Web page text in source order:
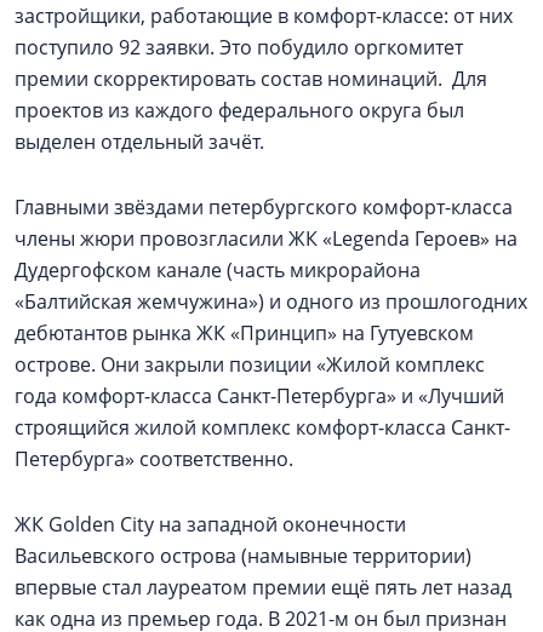
застройщики, работающие в комфорт-классе: от них
поступило 92 заявки. Это побудило оргкомитет
премии скорректировать состав номинаций. Для
проектов из каждого федерального округа был
выделен отдельный зачёт.
Главными звёздами петербургского комфорт-класса
члены жюри провозгласили ЖК «Legenda Героев» на
Дудергофском канале (часть микрорайона
«Балтийская жемчужина») и одного из прошлогодних
дебютантов рынка ЖК «Принцип» на Гутуевском
острове. Они закрыли позиции «Жилой комплекс
года комфорт-класса Санкт-Петербурга» и «Лучший
строящийся жилой комплекс комфорт-класса Санкт-
Петербурга» соответственно.
ЖК Golden City на западной оконечности
Васильевского острова (намывные территории)
впервые стал лауреатом премии ещё пять лет назад
как одна из премьер года. В 2021-м он был признан